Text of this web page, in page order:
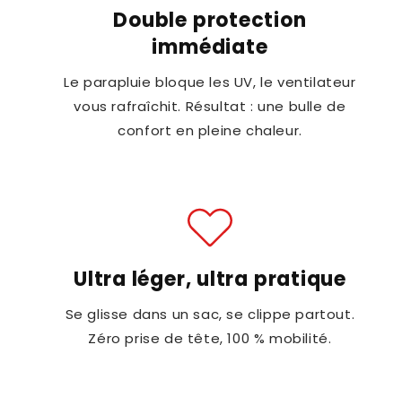
Double protection
immédiate
Le parapluie bloque les UV, le ventilateur
vous rafraîchit. Résultat : une bulle de
confort en pleine chaleur.
Ultra léger, ultra pratique
Se glisse dans un sac, se clippe partout.
Zéro prise de tête, 100 % mobilité.